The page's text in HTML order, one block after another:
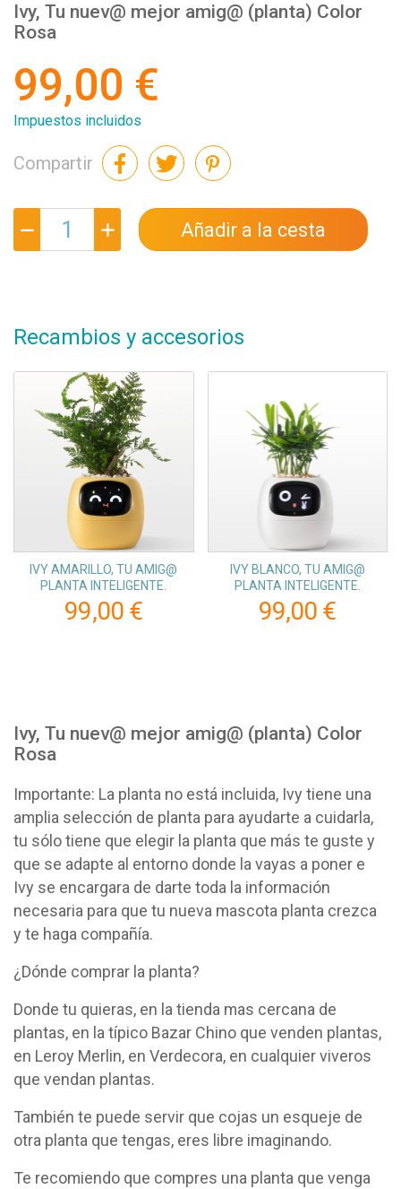
Ivy, Tu nuev@ mejor amig@ (planta) Color
Rosa
99,00 €
Impuestos incluidos
Compartir
Añadir a la cesta
Recambios y accesorios
IVY AMARILLO, TU AMIG@
PLANTA INTELIGENTE.
99,00 €
IVY BLANCO, TU AMIG@
PLANTA INTELIGENTE.
99,00 €
Ivy, Tu nuev@ mejor amig@ (planta) Color
Rosa
Importante: La planta no está incluida, Ivy tiene una
amplia selección de planta para ayudarte a cuidarla,
tu sólo tiene que elegir la planta que más te guste y
que se adapte al entorno donde la vayas a poner e
Ivy se encargara de darte toda la información
necesaria para que tu nueva mascota planta crezca
y te haga compañía.
¿Dónde comprar la planta?
Donde tu quieras, en la tienda mas cercana de
plantas, en la típico Bazar Chino que venden plantas,
en Leroy Merlin, en Verdecora, en cualquier viveros
que vendan plantas.
También te puede servir que cojas un esqueje de
otra planta que tengas, eres libre imaginando.
Te recomiendo que compres una planta que venga